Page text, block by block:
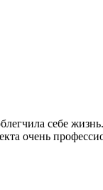
себе
очень